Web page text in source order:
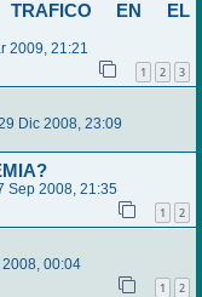
TRAFICO EN EL
2009, 21:21
1 2 3
Dic 2008, 23:09
Sep 2008, 21:35
1 2
00:04
1 2